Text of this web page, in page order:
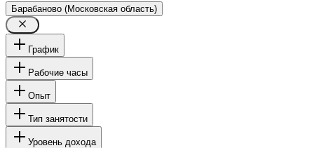
Барабаново (Московская область)
График
Рабочие часы
Опыт
Тип занятости
Уровень дохода